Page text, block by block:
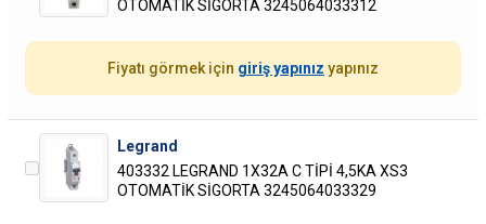
OTOMATİK SİGORTA 3245064033312
Fiyatı görmek için giriş yapınız yapınız
Legrand
403332 LEGRAND 1X32A C TİPİ 4,5KA XS3
OTOMATİK SİGORTA 3245064033329